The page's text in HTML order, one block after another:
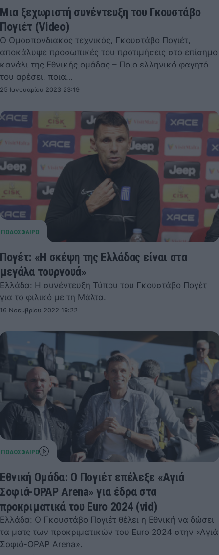
Μια ξεχωριστή συνέντευξη του Γκουστάβο
Πογιέτ (Video)
Ο Ομοσπονδιακός τεχνικός, Γκουστάβο Πογιέτ,
αποκάλυψε προσωπικές του προτιμήσεις στο επίσημο
κανάλι της Εθνικής ομάδας – Ποιο ελληνικό φαγητό
του αρέσει, ποια…
25 Ιανουαρίου 2023 23:19
Πογέτ: «Η σκέψη της Ελλάδας είναι στα
μεγάλα τουρνουά»
Ελλάδα: Η συνέντευξη Τύπου του Γκουστάβο Πογέτ
για το φιλικό με τη Μάλτα.
16 Νοεμβρίου 2022 19:22
Εθνική Ομάδα: Ο Πογιέτ επέλεξε «Αγιά
Σοφιά-OPAP Arena» για έδρα στα
προκριματικά του Euro 2024 (vid)
Ελλάδα: Ο Γκουστάβο Πογιέτ θέλει η Εθνική να δώσει
τα ματς των προκριματικών του Euro 2024 στην «Αγιά
Σοφιά-OPAP Arena».